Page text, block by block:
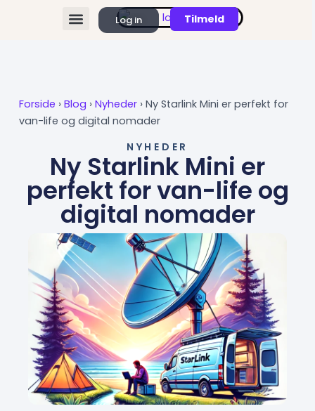
Log in Tilmeld
Forside › Blog › Nyheder ›Ny Starlink Mini er perfekt for
van-life og digital nomader
NYHEDER
Ny Starlink Mini er
perfekt for van-life og
digital nomader